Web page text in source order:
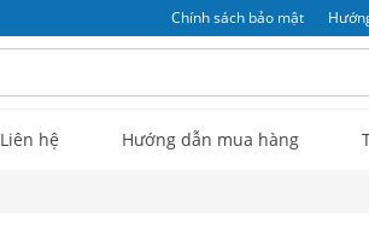
Chính sách bảo mật
Liên hệ Hướng dẫn mua hàng